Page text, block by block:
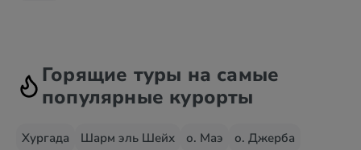
Горящие туры на самые
популярные курорты
Хургада Шарм эль Шейх о. Маэ
о. Джерба